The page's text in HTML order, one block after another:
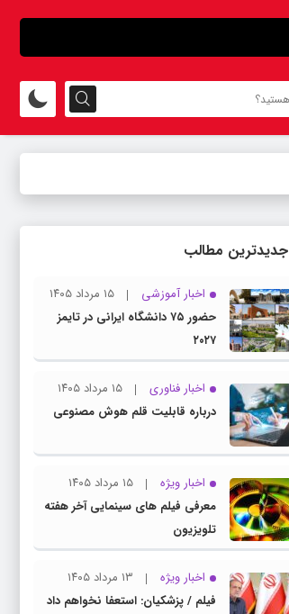
جدیدترین مطالب
اخبار آموزشی
۱۵ مرداد ۱۴۰۵
حضور ۷۵ دانشگاه ایرانی در تایمز
۲۰۲۷
اخبار فناوری
۱۵ مرداد ۱۴۰۵
درباره قابلیت قلم هوش مصنوعی
اخبار ویژه
۱۵ مرداد ۱۴۰۵
معرفی فیلم های سینمایی آخر هفته
تلویزیون
اخبار ویژه
۱۳ مرداد ۱۴۰۵
فیلم / پزشکیان: استعفا نخواهم داد